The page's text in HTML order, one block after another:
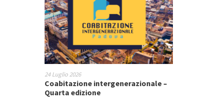
24 Luglio 2026
Coabitazione intergenerazionale –
Quarta edizione